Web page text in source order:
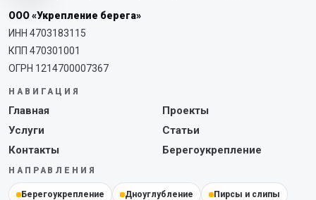
ООО «Укрепление берега»
ИНН 4703183115
КПП 470301001
ОГРН 1214700007367
НАВИГАЦИЯ
Главная
Проекты
Услуги
Статьи
Контакты
Берегоукрепление
НАПРАВЛЕНИЯ
Берегоукрепление Дноуглубление Пирсы и слипы